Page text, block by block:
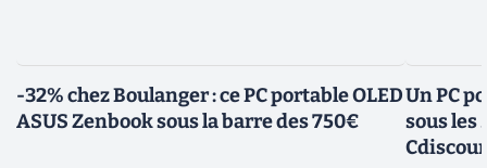
-32% chez Boulanger : ce PC portable OLED
ASUS Zenbook sous la barre des 750€
Un PC
sous les